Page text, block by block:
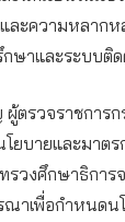
ละความหลากห
ษาและระบบติด
ตรวจราชการก
ยบายและมาต
วงศึกษาธิการ
าเพื่อกำหนดน